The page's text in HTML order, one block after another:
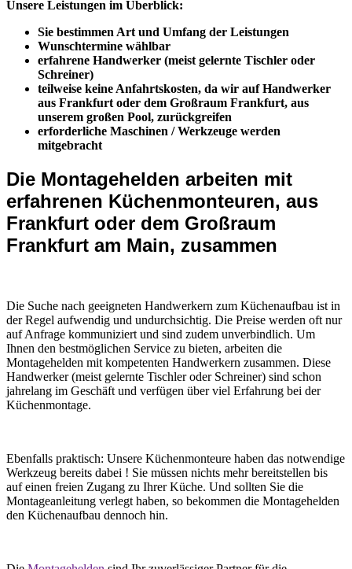
Unsere Leistungen im Überblick:
Sie bestimmen Art und Umfang der Leistungen
Wunschtermine wählbar
erfahrene Handwerker (meist gelernte Tischler oder
Schreiner)
teilweise keine Anfahrtskosten, da wir auf Handwerker
aus Frankfurt oder dem Großraum Frankfurt, aus
unserem großen Pool, zurückgreifen
erforderliche Maschinen / Werkzeuge werden
mitgebracht
Die Montagehelden arbeiten mit
erfahrenen Küchenmonteuren, aus
Frankfurt oder dem Großraum
Frankfurt am Main, zusammen
Die Suche nach geeigneten Handwerkern zum Küchenaufbau ist in
der Regel aufwendig und undurchsichtig. Die Preise werden oft nur
auf Anfrage kommuniziert und sind zudem unverbindlich. Um
Ihnen den bestmöglichen Service zu bieten, arbeiten die
Montagehelden mit kompetenten Handwerkern zusammen. Diese
Handwerker (meist gelernte Tischler oder Schreiner) sind schon
jahrelang im Geschäft und verfügen über viel Erfahrung bei der
Küchenmontage.
Ebenfalls praktisch: Unsere Küchenmonteure haben das notwendige
Werkzeug bereits dabei ! Sie müssen nichts mehr bereitstellen bis
auf einen freien Zugang zu Ihrer Küche. Und sollten Sie die
Montageanleitung verlegt haben, so bekommen die Montagehelden
den Küchenaufbau dennoch hin.